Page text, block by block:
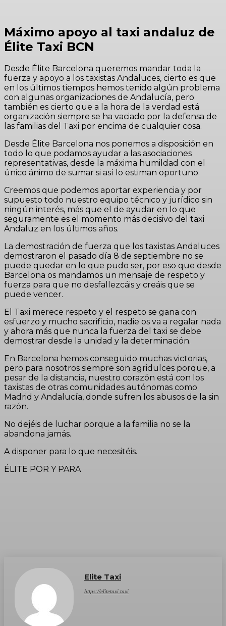
Máximo apoyo al taxi andaluz de
Élite Taxi BCN
Desde Élite Barcelona queremos mandar toda la
fuerza y apoyo a los taxistas Andaluces, cierto es que
en los últimos tiempos hemos tenido algún problema
con algunas organizaciones de Andalucía, pero
también es cierto que a la hora de la verdad está
organización siempre se ha vaciado por la defensa de
las familias del Taxi por encima de cualquier cosa.
Desde Élite Barcelona nos ponemos a disposición en
todo lo que podamos ayudar a las asociaciones
representativas, desde la máxima humildad con el
único ánimo de sumar si así lo estiman oportuno.
Creemos que podemos aportar experiencia y por
supuesto todo nuestro equipo técnico y jurídico sin
ningún interés, más que el de ayudar en lo que
seguramente es el momento más decisivo del taxi
Andaluz en los últimos años.
La demostración de fuerza que los taxistas Andaluces
demostraron el pasado día 8 de septiembre no se
puede quedar en lo que pudo ser, por eso que desde
Barcelona os mandamos un mensaje de respeto y
fuerza para que no desfallezcáis y creáis que se
puede vencer.
El Taxi merece respeto y el respeto se gana con
esfuerzo y mucho sacrificio, nadie os va a regalar nada
y ahora más que nunca la fuerza del taxi se debe
demostrar desde la unidad y la determinación.
En Barcelona hemos conseguido muchas victorias,
pero para nosotros siempre son agridulces porque, a
pesar de la distancia, nuestro corazón está con los
taxistas de otras comunidades autónomas como
Madrid y Andalucía, donde sufren los abusos de la sin
razón.
No dejéis de luchar porque a la familia no se la
abandona jamás.
A disponer para lo que necesitéis.
ÉLITE POR Y PARA
Elite Taxi
https://elitetaxi.taxi